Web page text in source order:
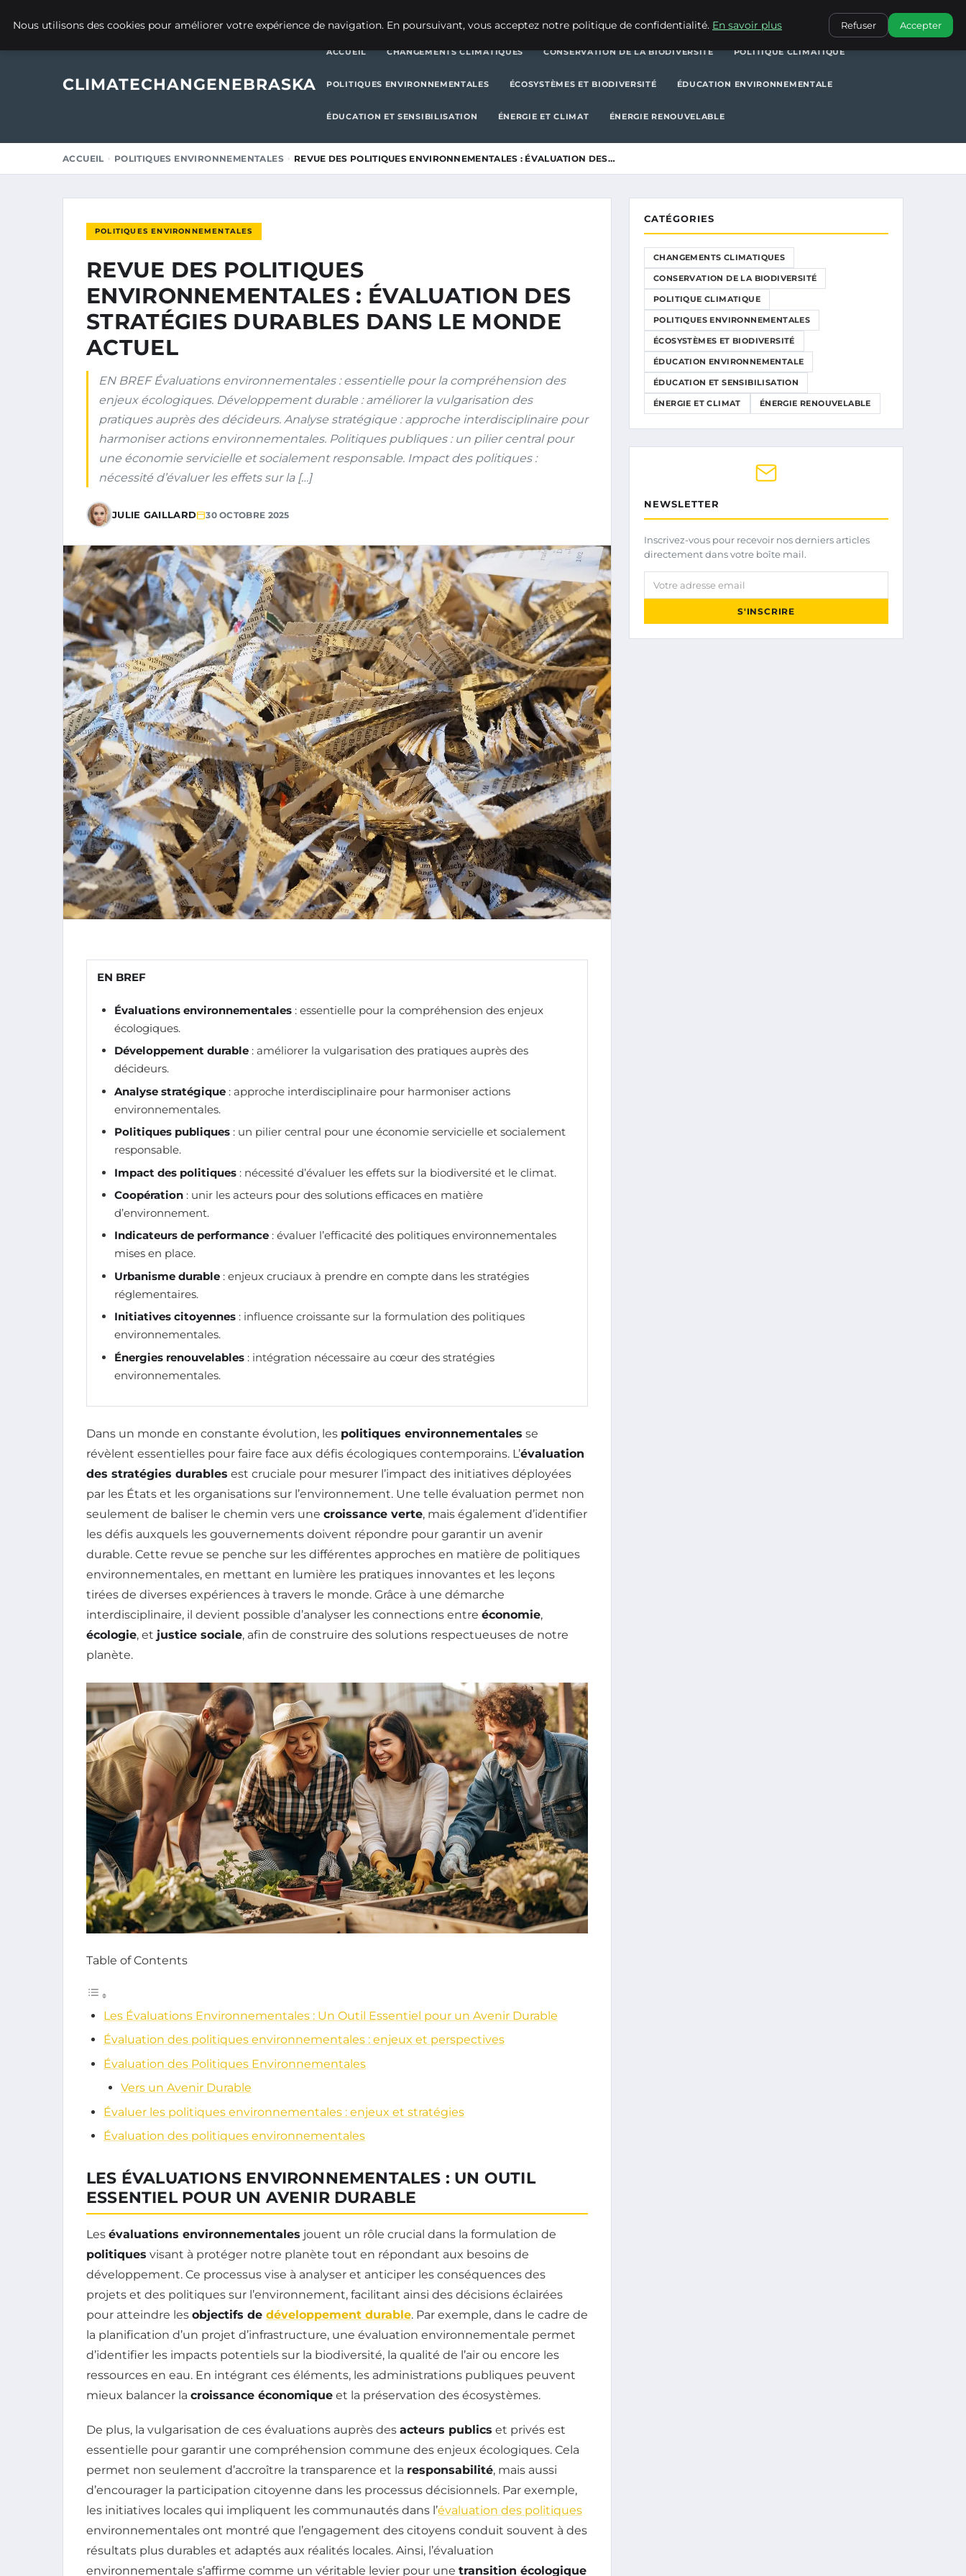
POLITIQUES ENVIRONNEMENTALES
CLIMATECHANGENEBRASKA
ACCUEIL CHANGEMENTS CLIMATIQUES CONSERVATION DE LA BIODIVERSITÉ POLITIQUE CLIMATIQUE
POLITIQUES ENVIRONNEMENTALES ÉCOSYSTÈMES ET BIODIVERSITÉ ÉDUCATION ENVIRONNEMENTALE
ÉDUCATION ET SENSIBILISATION ÉNERGIE ET CLIMAT ÉNERGIE RENOUVELABLE
ACCUEIL POLITIQUES ENVIRONNEMENTALES REVUE DES POLITIQUES ENVIRONNEMENTALES : ÉVALUATION DES…
POLITIQUES ENVIRONNEMENTALES
REVUE DES POLITIQUES
ENVIRONNEMENTALES : ÉVALUATION DES
STRATÉGIES DURABLES DANS LE MONDE
ACTUEL
EN BREF Évaluations environnementales : essentielle pour la compréhension des
enjeux écologiques. Développement durable : améliorer la vulgarisation des
pratiques auprès des décideurs. Analyse stratégique : approche interdisciplinaire pour
harmoniser actions environnementales. Politiques publiques : un pilier central pour
une économie servicielle et socialement responsable. Impact des politiques :
nécessité d’évaluer les effets sur la […]
JULIE GAILLARD 30 OCTOBRE 2025
EN BREF
Évaluations environnementales : essentielle pour la compréhension des enjeux
écologiques.
Développement durable : améliorer la vulgarisation des pratiques auprès des
décideurs.
Analyse stratégique : approche interdisciplinaire pour harmoniser actions
environnementales.
Politiques publiques : un pilier central pour une économie servicielle et socialement
responsable.
Impact des politiques : nécessité d’évaluer les effets sur la biodiversité et le climat.
Coopération : unir les acteurs pour des solutions efficaces en matière
d’environnement.
Indicateurs de performance : évaluer l’efficacité des politiques environnementales
mises en place.
Urbanisme durable : enjeux cruciaux à prendre en compte dans les stratégies
réglementaires.
Initiatives citoyennes : influence croissante sur la formulation des politiques
environnementales.
Énergies renouvelables : intégration nécessaire au cœur des stratégies
environnementales.
Dans un monde en constante évolution, les politiques environnementales se
révèlent essentielles pour faire face aux défis écologiques contemporains. L’évaluation
des stratégies durables est cruciale pour mesurer l’impact des initiatives déployées
par les États et les organisations sur l’environnement. Une telle évaluation permet non
seulement de baliser le chemin vers une croissance verte, mais également d’identifier
les défis auxquels les gouvernements doivent répondre pour garantir un avenir
durable. Cette revue se penche sur les différentes approches en matière de politiques
environnementales, en mettant en lumière les pratiques innovantes et les leçons
tirées de diverses expériences à travers le monde. Grâce à une démarche
interdisciplinaire, il devient possible d’analyser les connections entre économie,
écologie, et justice sociale, afin de construire des solutions respectueuses de notre
planète.
Table of Contents
Les Évaluations Environnementales : Un Outil Essentiel pour un Avenir Durable
Évaluation des politiques environnementales : enjeux et perspectives
Évaluation des Politiques Environnementales
Vers un Avenir Durable
Évaluer les politiques environnementales : enjeux et stratégies
Évaluation des politiques environnementales
LES ÉVALUATIONS ENVIRONNEMENTALES : UN OUTIL
ESSENTIEL POUR UN AVENIR DURABLE
Les évaluations environnementales jouent un rôle crucial dans la formulation de
politiques visant à protéger notre planète tout en répondant aux besoins de
développement. Ce processus vise à analyser et anticiper les conséquences des
projets et des politiques sur l’environnement, facilitant ainsi des décisions éclairées
pour atteindre les objectifs de développement durable. Par exemple, dans le cadre de
la planification d’un projet d’infrastructure, une évaluation environnementale permet
d’identifier les impacts potentiels sur la biodiversité, la qualité de l’air ou encore les
ressources en eau. En intégrant ces éléments, les administrations publiques peuvent
mieux balancer la croissance économique et la préservation des écosystèmes.
De plus, la vulgarisation de ces évaluations auprès des acteurs publics et privés est
essentielle pour garantir une compréhension commune des enjeux écologiques. Cela
permet non seulement d’accroître la transparence et la responsabilité, mais aussi
d’encourager la participation citoyenne dans les processus décisionnels. Par exemple,
les initiatives locales qui impliquent les communautés dans l’évaluation des politiques
environnementales ont montré que l’engagement des citoyens conduit souvent à des
résultats plus durables et adaptés aux réalités locales. Ainsi, l’évaluation
environnementale s’affirme comme un véritable levier pour une transition écologique
CATÉGORIES
CHANGEMENTS CLIMATIQUES
CONSERVATION DE LA BIODIVERSITÉ
POLITIQUE CLIMATIQUE
POLITIQUES ENVIRONNEMENTALES
ÉCOSYSTÈMES ET BIODIVERSITÉ
ÉDUCATION ENVIRONNEMENTALE
ÉDUCATION ET SENSIBILISATION
ÉNERGIE ET CLIMAT ÉNERGIE RENOUVELABLE
NEWSLETTER
Inscrivez-vous pour recevoir nos derniers articles
directement dans votre boîte mail.
Votre adresse email
S'INSCRIRE
Nous utilisons des cookies pour améliorer votre expérience de navigation. En poursuivant, vous acceptez notre politique de confidentialité. En savoir plus Refuser Accepter